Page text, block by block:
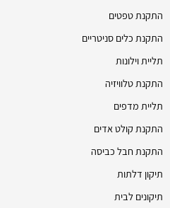
התקנת טפטים
התקנת כלים סניטריים
תליית וילונות
התקנת טלוויזיה
תליית מדפים
התקנת קולט אדים
התקנת חבל כביסה
תיקון דלתות
תיקונים לבית